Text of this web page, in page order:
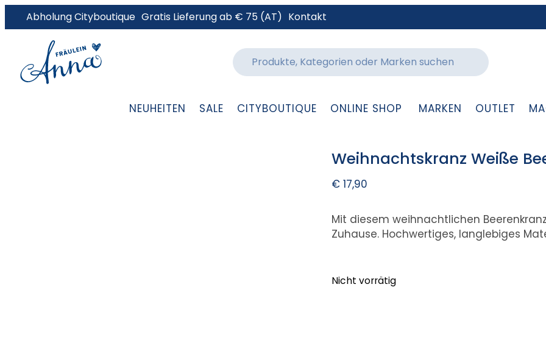
Abholung Cityboutique Gratis Lieferung ab € 75 (AT) Kontakt
NEUHEITEN SALE CITYBOUTIQUE ONLINE SHOP MARKEN OUTLET
Weihnachtskranz Weiße
€ 17,90
Mit diesem weihnachtlichen
Zuhause. Hochwertiges, langlebiges
Nicht vorrätig